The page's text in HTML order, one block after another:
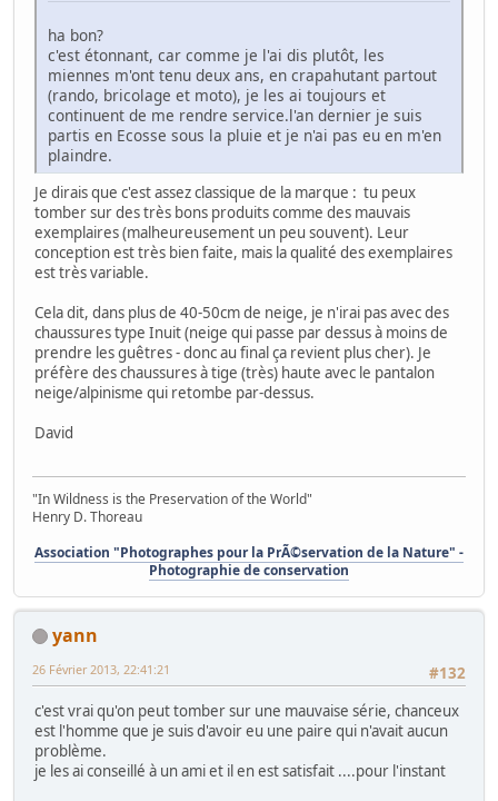
ha bon?
c'est étonnant, car comme je l'ai dis plutôt, les
miennes m'ont tenu deux ans, en crapahutant partout
(rando, bricolage et moto), je les ai toujours et
continuent de me rendre service.l'an dernier je suis
partis en Ecosse sous la pluie et je n'ai pas eu en m'en
plaindre.
Je dirais que c'est assez classique de la marque : tu peux
tomber sur des très bons produits comme des mauvais
exemplaires (malheureusement un peu souvent). Leur
conception est très bien faite, mais la qualité des exemplaires
est très variable.
Cela dit, dans plus de 40-50cm de neige, je n'irai pas avec des
chaussures type Inuit (neige qui passe par dessus à moins de
prendre les guêtres - donc au final ça revient plus cher). Je
préfère des chaussures à tige (très) haute avec le pantalon
neige/alpinisme qui retombe par-dessus.
David
"In Wildness is the Preservation of the World"
Henry D. Thoreau
Association "Photographes pour la PrÃ©servation de la Nature" -
Photographie de conservation
yann
#132
26 Février 2013, 22:41:21
c'est vrai qu'on peut tomber sur une mauvaise série, chanceux
est l'homme que je suis d'avoir eu une paire qui n'avait aucun
problème.
je les ai conseillé à un ami et il en est satisfait ....pour l'instant